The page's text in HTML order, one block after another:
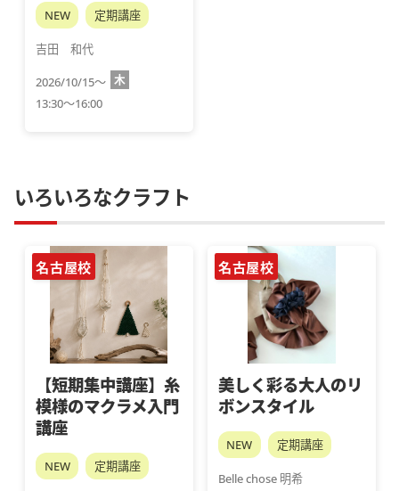
NEW 定期講座
吉田　和代
2026/10/15～ 木
13:30～16:00
いろいろなクラフト
名古屋校
【短期集中講座】糸
模様のマクラメ入門
講座
NEW 定期講座
名古屋校
美しく彩る大人のリ
ボンスタイル
NEW 定期講座
Belle chose 明希